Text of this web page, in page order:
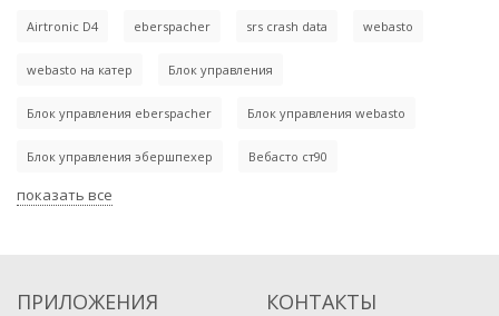
Airtronic D4 eberspacher srs crash data webasto
webasto на катер Блок управления
Блок управления eberspacher Блок управления webasto
Блок управления эбершпехер Вебасто ст90
показать все
ПРИЛОЖЕНИЯ КОНТАКТЫ